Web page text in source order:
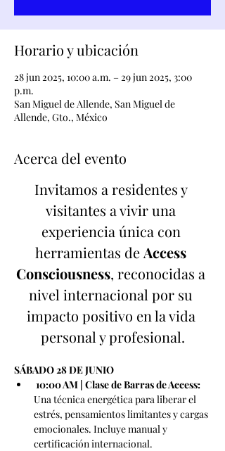
Horario y ubicación
28 jun 2025, 10:00 a.m. – 29 jun 2025, 3:00
p.m.
San Miguel de Allende, San Miguel de
Allende, Gto., México
Acerca del evento
Invitamos a residentes y
visitantes a vivir una
experiencia única con
herramientas de Access
Consciousness, reconocidas a
nivel internacional por su
impacto positivo en la vida
personal y profesional.
SÁBADO 28 DE JUNIO
10:00 AM | Clase de Barras de Access:
Una técnica energética para liberar el
estrés, pensamientos limitantes y cargas
emocionales. Incluye manual y
certificación internacional.